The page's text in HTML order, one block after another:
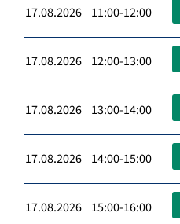
17.08.2026 11:00-12:00
17.08.2026 12:00-13:00
17.08.2026 13:00-14:00
17.08.2026 14:00-15:00
17.08.2026 15:00-16:00